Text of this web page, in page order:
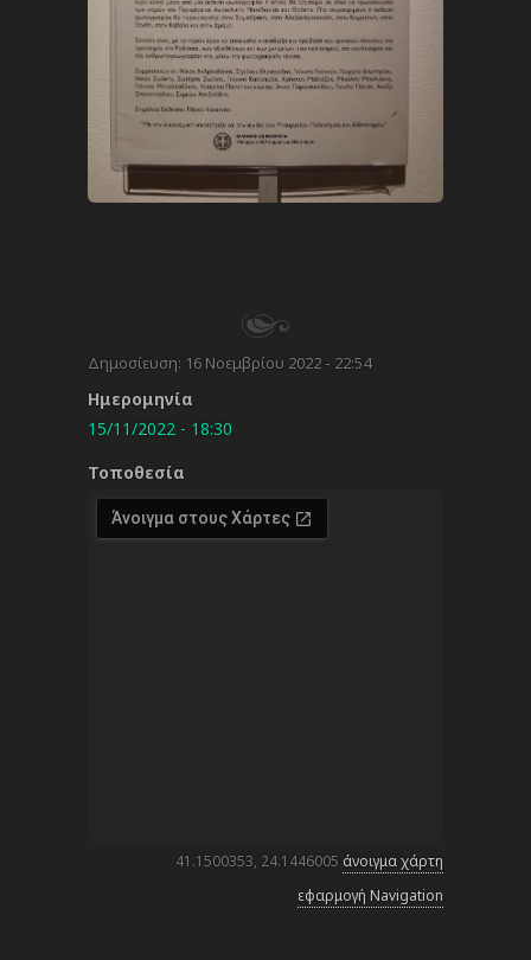
Δημοσίευση: 16 Νοεμβρίου 2022 - 22:54
Ημερομηνία
15/11/2022 - 18:30
Τοποθεσία
41.1500353, 24.1446005 άνοιγμα χάρτη
εφαρμογή Navigation